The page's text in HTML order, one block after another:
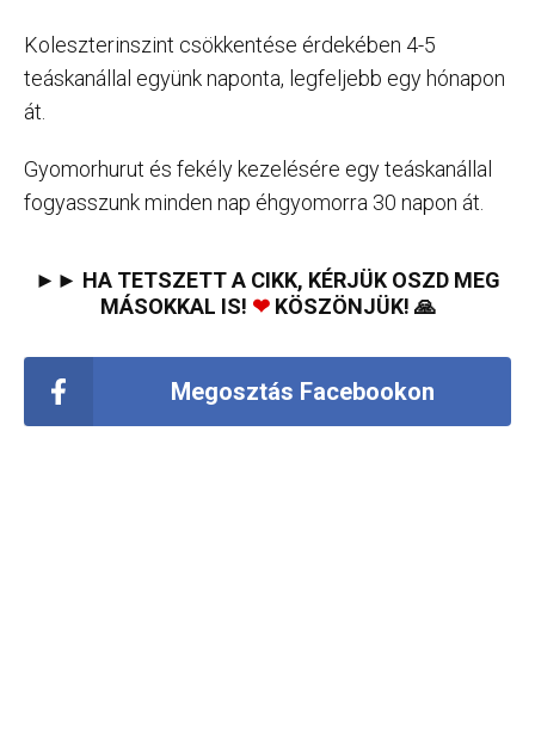
Koleszterinszint csökkentése érdekében 4-5
teáskanállal együnk naponta, legfeljebb egy hónapon
át.
Gyomorhurut és fekély kezelésére egy teáskanállal
fogyasszunk minden nap éhgyomorra 30 napon át.
►► HA TETSZETT A CIKK, KÉRJÜK OSZD MEG
MÁSOKKAL IS! ❤KÖSZÖNJÜK! 🙏
Megosztás Facebookon